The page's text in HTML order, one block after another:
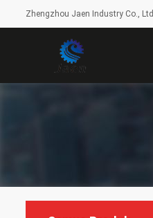
Zhengzhou Jaen Industry Co., Ltd